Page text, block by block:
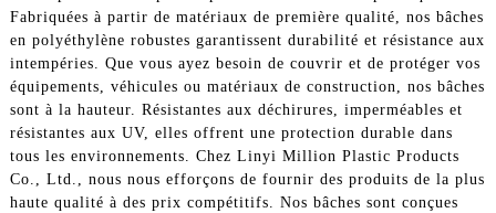
Fabriquées à partir de matériaux de première qualité, nos bâches
en polyéthylène robustes garantissent durabilité et résistance aux
intempéries. Que vous ayez besoin de couvrir et de protéger vos
équipements, véhicules ou matériaux de construction, nos bâches
sont à la hauteur. Résistantes aux déchirures, imperméables et
résistantes aux UV, elles offrent une protection durable dans
tous les environnements. Chez Linyi Million Plastic Products
Co., Ltd., nous nous efforçons de fournir des produits de la plus
haute qualité à des prix compétitifs. Nos bâches sont conçues